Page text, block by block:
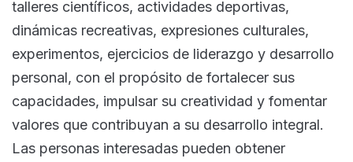
talleres científicos, actividades deportivas,
dinámicas recreativas, expresiones culturales,
experimentos, ejercicios de liderazgo y desarrollo
personal, con el propósito de fortalecer sus
capacidades, impulsar su creatividad y fomentar
valores que contribuyan a su desarrollo integral.
Las personas interesadas pueden obtener